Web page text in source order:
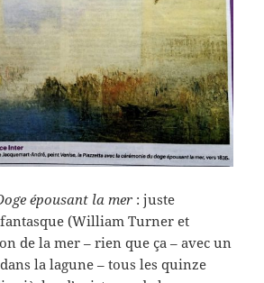
épousant la mer : juste
(William Turner et
de la mer – rien que ça – avec un
la lagune – tous les quinze